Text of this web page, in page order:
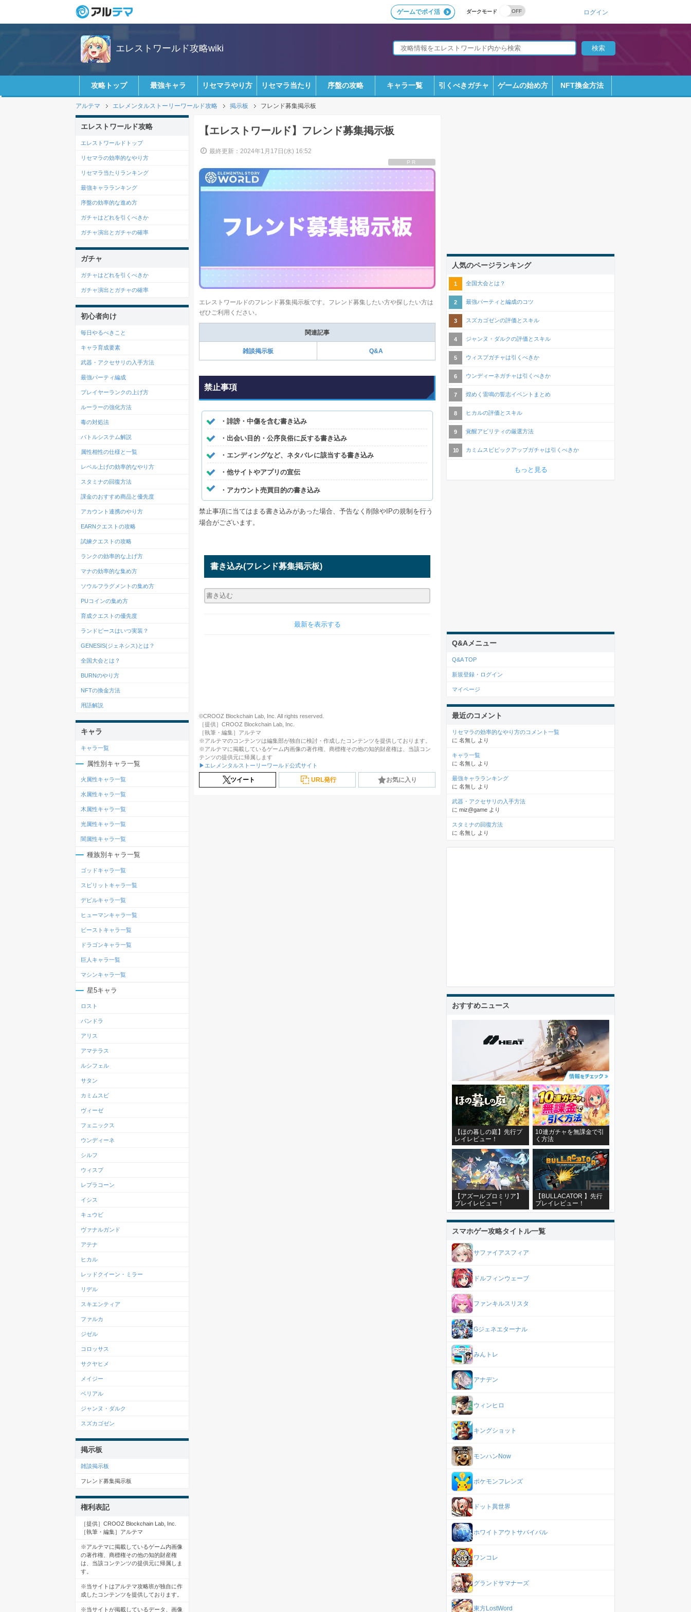
ダークモード
ゲームでポイ活 ログイン
エレストワールド攻略wiki
攻略トップ 最強キャラ リセマラやり方 リセマラ当たり 序盤の攻略 キャラ一覧 引くべきガチャ ゲームの始め方 NFT換金方法
アルテマ エレメンタルストーリーワールド攻略 掲示板 フレンド募集掲示板
【エレストワールド】フレンド募集掲示板
最終更新：2024年1月17日(水) 16:52
PR
エレストワールドのフレンド募集掲示板です。フレンド募集したい方や探したい方は
ぜひご利用ください。
関連記事
雑談掲示板 Q&A
禁止事項
・誹謗・中傷を含む書き込み
・出会い目的・公序良俗に反する書き込み
・エンディングなど、ネタバレに該当する書き込み
・他サイトやアプリの宣伝
・アカウント売買目的の書き込み
禁止事項に当てはまる書き込みがあった場合、予告なく削除やIPの規制を行う
場合がございます。
書き込み(フレンド募集掲示板)
最新を表示する
©CROOZ Blockchain Lab, Inc. All rights reserved.
［提供］CROOZ Blockchain Lab, Inc.
［執筆・編集］アルテマ
※アルテマのコンテンツは編集部が独自に検討・作成したコンテンツを提供しております。
※アルテマに掲載しているゲーム内画像の著作権、商標権その他の知的財産権は、当該コン
テンツの提供元に帰属します
▶エレメンタルストーリーワールド公式サイト
ツイート URL発行 お気に入り
エレストワールド攻略
エレストワールドトップ
リセマラの効率的なやり方
リセマラ当たりランキング
最強キャラランキング
序盤の効率的な進め方
ガチャはどれを引くべきか
ガチャ演出とガチャの確率
ガチャ
ガチャはどれを引くべきか
ガチャ演出とガチャの確率
初心者向け
毎日やるべきこと
キャラ育成要素
武器・アクセサリの入手方法
最強パーティ編成
プレイヤーランクの上げ方
ルーラーの強化方法
毒の対処法
バトルシステム解説
属性相性の仕様と一覧
レベル上げの効率的なやり方
スタミナの回復方法
課金のおすすめ商品と優先度
アカウント連携のやり方
EARNクエストの攻略
試練クエストの攻略
ランクの効率的な上げ方
マナの効率的な集め方
ソウルフラグメントの集め方
PUコインの集め方
育成クエストの優先度
ランドピースはいつ実装？
GENESIS(ジェネシス)とは？
全国大会とは？
BURNのやり方
NFTの換金方法
用語解説
キャラ
キャラ一覧
属性別キャラ一覧
火属性キャラ一覧
水属性キャラ一覧
木属性キャラ一覧
光属性キャラ一覧
闇属性キャラ一覧
種族別キャラ一覧
ゴッドキャラ一覧
スピリットキャラ一覧
デビルキャラ一覧
ヒューマンキャラ一覧
ビーストキャラ一覧
ドラゴンキャラ一覧
巨人キャラ一覧
マシンキャラ一覧
星5キャラ
ロスト
パンドラ
アリス
アマテラス
ルシフェル
サタン
カミムスビ
ヴィーゼ
フェニックス
ウンディーネ
シルフ
ウィスプ
レプラコーン
イシス
キュウビ
ヴァナルガンド
アテナ
ヒカル
レッドクイーン・ミラー
リデル
スキエンティア
ファルカ
ジゼル
コロッサス
サクヤヒメ
メイジー
ベリアル
ジャンヌ・ダルク
スズカゴゼン
掲示板
雑談掲示板
フレンド募集掲示板
権利表記
［提供］CROOZ Blockchain Lab, Inc.
［執筆・編集］アルテマ
※アルテマに掲載しているゲーム内画像
の著作権、商標権その他の知的財産権
は、当該コンテンツの提供元に帰属しま
す。
※当サイトはアルテマ攻略班が独自に作
成したコンテンツを提供しております。
※当サイトが掲載しているデータ、画像
人気のページランキング
全国大会とは？
最強パーティと編成のコツ
スズカゴゼンの評価とスキル
ジャンヌ・ダルクの評価とスキル
ウィスプガチャは引くべきか
ウンディーネガチャは引くべきか
煌めく雷鳴の誓志イベントまとめ
ヒカルの評価とスキル
覚醒アビリティの厳選方法
カミムスビピックアップガチャは引くべきか
もっと見る
Q&Aメニュー
Q&A TOP
新規登録・ログイン
マイページ
最近のコメント
リセマラの効率的なやり方のコメント一覧
に 名無し より
キャラ一覧
に 名無し より
最強キャラランキング
に 名無し より
武器・アクセサリの入手方法
に miz@game より
スタミナの回復方法
に 名無し より
おすすめニュース
【ほの暮しの庭】先行プ
レイレビュー！
10連ガチャを無課金で引
く方法
【アズールプロミリア】
プレイレビュー！
【BULLACATOR 】先行
プレイレビュー！
スマホゲー攻略タイトル一覧
サファイアスフィア
ドルフィンウェーブ
ファンキルスリスタ
Gジェネエターナル
みんトレ
アナデン
ウィンヒロ
キングショット
モンハンNow
ポケモンフレンズ
ドット異世界
ホワイトアウトサバイバル
ワンコレ
グランドサマナーズ
東方LostWord